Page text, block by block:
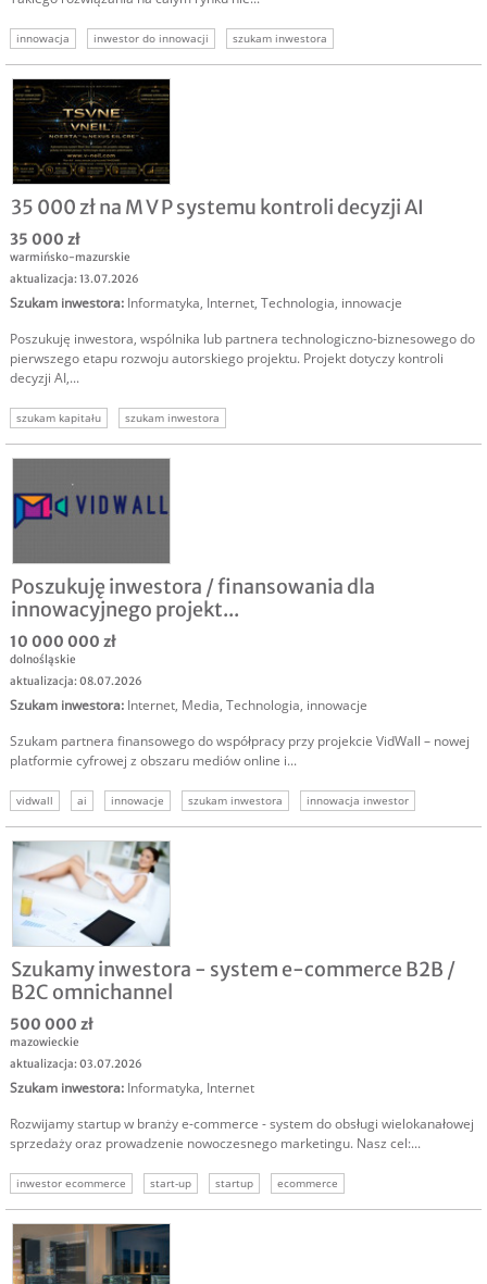
innowacja inwestor do innowacji
szukam inwestora
inwestycja w innowację
35 000 zł na M V P systemu kontroli decyzji AI
35 000 zł
warmińsko-mazurskie
aktualizacja: 13.07.2026
Szukam inwestora: Informatyka, Internet, Technologia, innowacje
Poszukuję inwestora, wspólnika lub partnera technologiczno-biznesowego do
pierwszego etapu rozwoju autorskiego projektu. Projekt dotyczy kontroli
decyzji AI,...
szukam kapitału szukam inwestora
Poszukuję inwestora / finansowania dla
innowacyjnego projekt...
10 000 000 zł
dolnośląskie
aktualizacja: 08.07.2026
Szukam inwestora: Internet, Media, Technologia, innowacje
Szukam partnera finansowego do współpracy przy projekcie VidWall – nowej
platformie cyfrowej z obszaru mediów online i...
vidwall ai innowacje szukam inwestora
innowacja inwestor
media
inwestycja w innowację
Szukamy inwestora - system e-commerce B2B /
B2C omnichannel
500 000 zł
mazowieckie
aktualizacja: 03.07.2026
Szukam inwestora: Informatyka, Internet
Rozwijamy startup w branży e-commerce - system do obsługi wielokanałowej
sprzedaży oraz prowadzenie nowoczesnego marketingu. Nasz cel:...
inwestor ecommerce start-up startup
ecommerce
sklepy internetowe
biznes online internet